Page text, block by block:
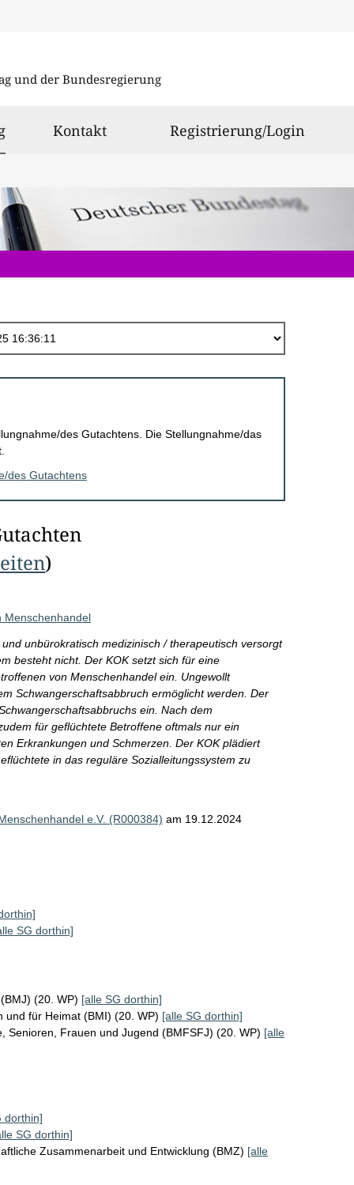
und der Bundesregierung
ausgewählt
Kontakt Registrierung/Login
des Gutachtens. Die Stellungnahme/das
des Gutachtens
)
Menschenhandel
unbürokratisch medizinisch / therapeutisch versorgt
besteht nicht. Der KOK setzt sich für eine
von Menschenhandel ein. Ungewollt
Schwangerschaftsabbruch ermöglicht werden. Der
ein. Nach dem
für geflüchtete Betroffene oftmals nur ein
Erkrankungen und Schmerzen. Der KOK plädiert
in das reguläre Sozialleitungssystem zu
e.V. (R000384) am 19.12.2024
SG dorthin]
(20. WP) [alle SG dorthin]
und für Heimat (BMI) (20. WP) [alle SG dorthin]
Senioren, Frauen und Jugend (BMFSFJ) (20. WP) [alle
dorthin]
SG dorthin]
Zusammenarbeit und Entwicklung (BMZ) [alle